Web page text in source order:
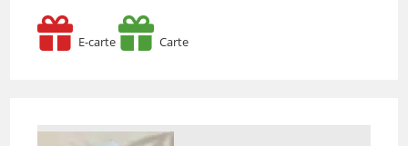
E-carte Carte